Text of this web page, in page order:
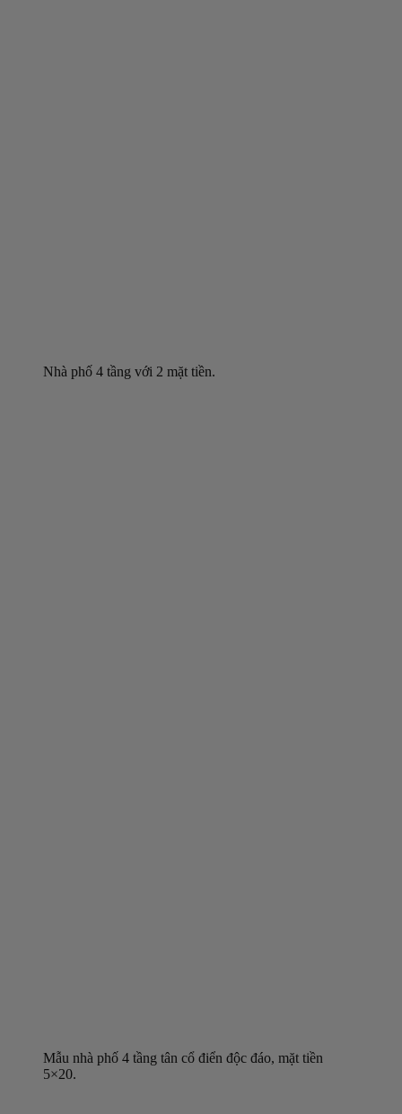
Nhà phố 4 tầng với 2 mặt tiền.
Mẫu nhà phố 4 tầng tân cổ điển độc đáo, mặt tiền
5×20.